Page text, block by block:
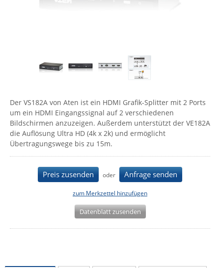
Wi-Fi - WLAN - Wireless
Enginko - mcf88
Fokus Technologies
Gefen
Guntermann & Drunck
High Sec Labs
IEC Lock
Der VS182A von Aten ist ein HDMI Grafik-Splitter mit 2 Ports
um ein HDMI Eingangssignal auf 2 verschiedenen
Bildschirmen anzuzeigen. Außerdem unterstützt der VE182A
die Auflösung Ultra HD (4k x 2k) und ermöglicht
Übertragungswege bis zu 15m.
Preis zusenden oder Anfrage senden
zum Merkzettel hinzufügen
Datenblatt zusenden